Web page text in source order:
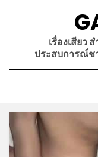
เรื่องเสียว
ประสบการณ์ช